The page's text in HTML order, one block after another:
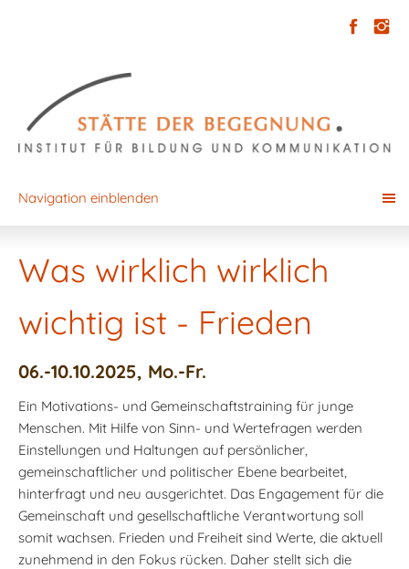
Navigation einblenden
Was wirklich wirklich
wichtig ist - Frieden
06.-10.10.2025, Mo.-Fr.
Ein Motivations- und Gemeinschaftstraining für junge
Menschen. Mit Hilfe von Sinn- und Wertefragen werden
Einstellungen und Haltungen auf persönlicher,
gemeinschaftlicher und politischer Ebene bearbeitet,
hinterfragt und neu ausgerichtet. Das Engagement für die
Gemeinschaft und gesellschaftliche Verantwortung soll
somit wachsen. Frieden und Freiheit sind Werte, die aktuell
zunehmend in den Fokus rücken. Daher stellt sich die